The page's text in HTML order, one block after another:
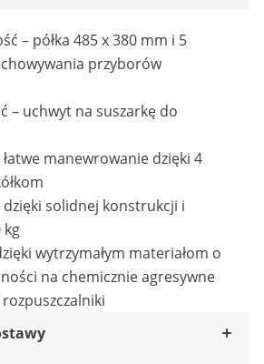
– półka 485 x 380 mm i 5
przyborów
– uchwyt na suszarkę do
manewrowanie dzięki 4
dzięki solidnej konstrukcji i
kg
wytrzymałym materiałom o
na chemicznie agresywne